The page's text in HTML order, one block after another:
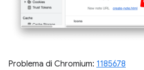
Problema di Chromium: 1185678